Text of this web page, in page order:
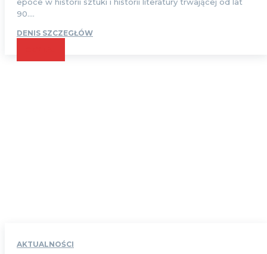
epoce w historii sztuki i historii literatury trwającej od lat
90....
DENIS SZCZEGŁÓW
AKTUALNOŚCI